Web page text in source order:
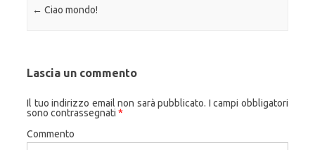
Navigazione articolo
← Ciao mondo!
Lascia un commento
Il tuo indirizzo email non sarà pubblicato. I campi obbligatori
sono contrassegnati *
Commento